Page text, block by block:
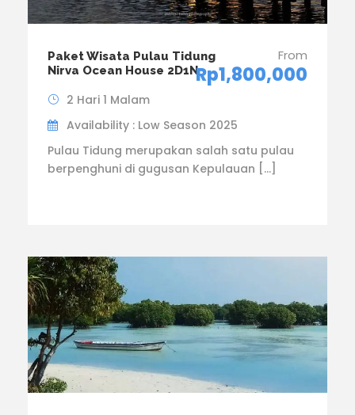
Paket Wisata Pulau Tidung
Nirva Ocean House 2D1N
From
Rp1,800,000
2 Hari 1 Malam
Availability : Low Season 2025
Pulau Tidung merupakan salah satu pulau
berpenghuni di gugusan Kepulauan […]